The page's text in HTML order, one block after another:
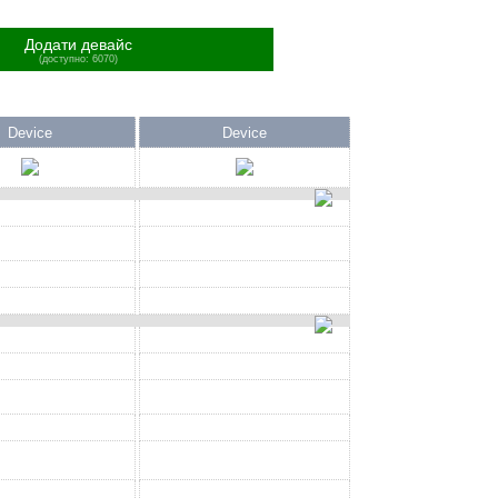
Додати девайс
(доступно: 6070)
Device Device